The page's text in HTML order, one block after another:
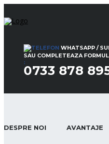
WHATSAPP /
SAU COMPLETEAZA
:
0733 878
DESPRE NOI AVANTAJE